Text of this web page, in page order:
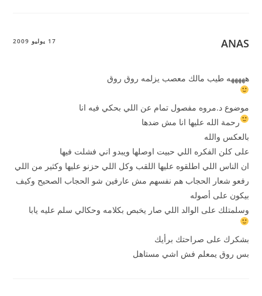
ANAS 17 يوليو 2009
هههههه طيب مالك معصب يزلمه روق روق
موضوع د.مروه مفصول تمام عن اللي بحكي فيه انا
رحمة الله عليها انا مش ضدها
بالعكس والله
على كلن الفكره اللي حبيت اوصلها ويبدو اني فشلت فيها
ان الناس اللي اطلقوه عليها اللقب وكل اللي حزنو عليها وكثير من اللي
رفعو شعار الحجاب هم نفسهم مش عارفين شو الحجاب الصحيح وكيف
بيكون على أصوله
وسلمتلك على الوالد اللي صار يخبص بكلامه وحكالي سلم عليه يابا
بشكرك على صراحتك برأيك
بس روق يمعلم فش اشي مستاهل